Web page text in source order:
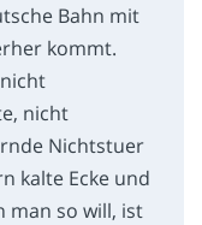
Bahn mit
kommt.
nicht
Nichtstuer
kalte Ecke und
man so will, ist